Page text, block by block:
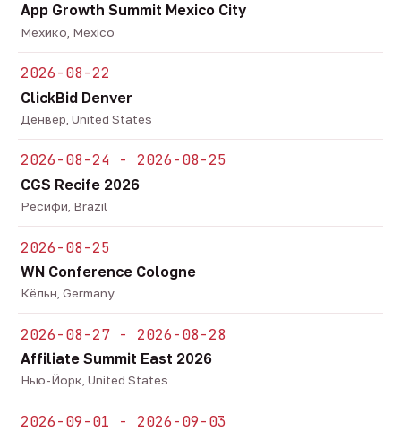
App Growth Summit Mexico City
Мехико, Mexico
2026-08-22
ClickBid Denver
Денвер, United States
2026-08-24 - 2026-08-25
CGS Recife 2026
Ресифи, Brazil
2026-08-25
WN Conference Cologne
Кёльн, Germany
2026-08-27 - 2026-08-28
Affiliate Summit East 2026
Нью-Йорк, United States
2026-09-01 - 2026-09-03